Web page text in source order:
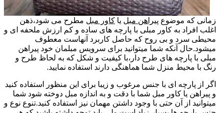
زمانی که موضوع پیراهن مبل یا کاور مبل مطرح می شود،ذهن
اغلب افراد به کاور مبلی با پارچه های ساده و کم ارزش ملحفه ای و
محیطی سرد و بی روح که حاصل کاربرد آنهاست معطوف
میشود.حال آنکه شما میتوانید برای سرویس مبلمان خود پیراهن
مبلی با پارچه های طرح دار،با کیفیت و شکل که به لحاظ طرح و
رنگ با محیط منزل شما هماهنگی دارند استفاده نمایید.
اگر از پارچه ای با جنس مرغوب و زیبا برای این منظور استفاده کنید
و پیراهن یا کاور مبل شما با دقت و به اندازه مبل دوخته شود شما
میتوانید از آن حتی با وجود داشتن مهمان نیز استفاده کنید.تنوع نوع و